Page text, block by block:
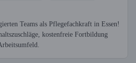
Teams als Pflegefachkraft in Essen!
kostenfreie Fortbildung